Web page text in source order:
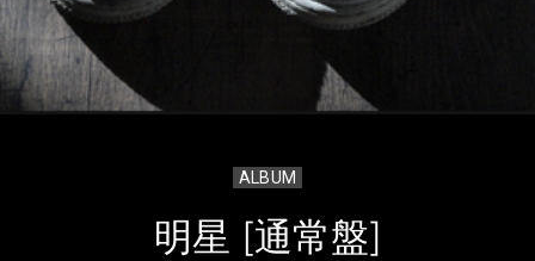
ALBUM
明星 [通常盤]